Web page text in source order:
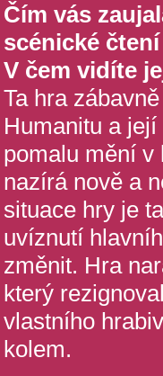
Čím vás
scénické
V čem vidíte
Ta hra
Humanitu a
pomalu mění v
nazírá nově a
situace hry je
uvíznutí
změnit. Hra
který
vlastního
kolem.